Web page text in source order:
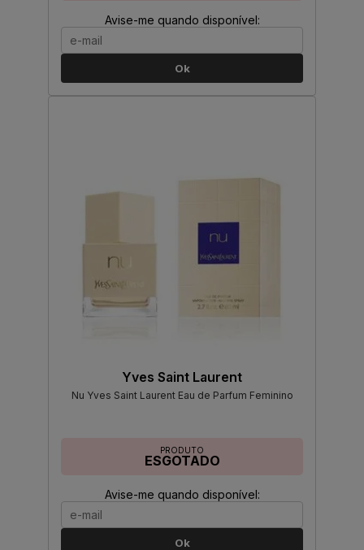
Avise-me quando disponível:
Ok
Yves Saint Laurent
Nu Yves Saint Laurent Eau de Parfum Feminino
PRODUTO
ESGOTADO
Avise-me quando disponível:
Ok